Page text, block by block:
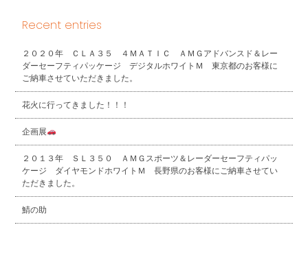
Recent entries
２０２０年 ＣＬＡ３５ ４ＭＡＴＩＣ ＡＭＧアドバンスド＆レー
ダーセーフティパッケージ デジタルホワイトＭ 東京都のお客様に
ご納車させていただきました。
花火に行ってきました！！！
企画展
２０１３年 ＳＬ３５０ ＡＭＧスポーツ＆レーダーセーフティパッ
ケージ ダイヤモンドホワイトＭ 長野県のお客様にご納車させてい
ただきました。
鯖の助